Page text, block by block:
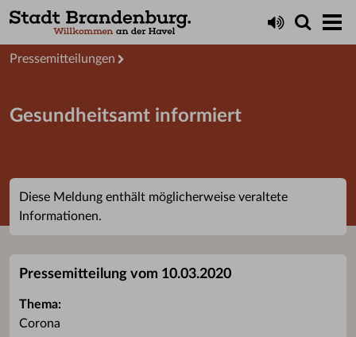
Presseservice
Pressemitteilungen
Gesundheitsamt informiert
Diese Meldung enthält möglicherweise veraltete
Informationen.
Pressemitteilung vom 10.03.2020
Thema:
Corona